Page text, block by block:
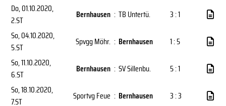
Do, 01.10.2020,
2.ST
Bernhausen : TB Untertü.
3 : 1
So, 04.10.2020,
5.ST
Spvgg Möhr. : Bernhausen
1 : 5
So, 11.10.2020,
6.ST
Bernhausen : SV Sillenbu.
5 : 1
So, 18.10.2020,
7.ST
Sportvg Feue : Bernhausen 3 : 3